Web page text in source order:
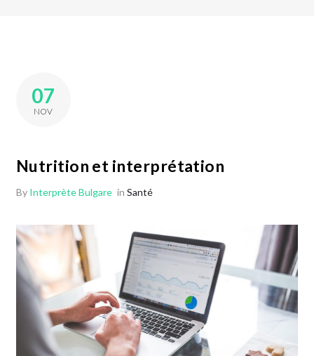
07
NOV
Nutrition et interprétation
By Interprète Bulgare in Santé